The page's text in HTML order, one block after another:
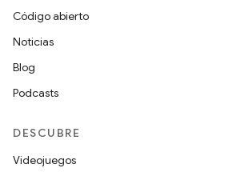
Código abierto
Noticias
Blog
Podcasts
DESCUBRE
Videojuegos